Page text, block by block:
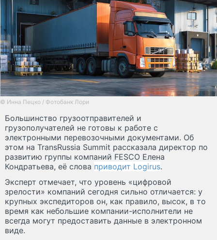
© Инна Пецко / Фотобанк Лори
Большинство грузоотправителей и
грузополучателей не готовы к работе с
электронными перевозочными документами. Об
этом на TransRussia Summit рассказала директор по
развитию группы компаний FESCO Елена
Кондратьева, её слова приводит Logirus.
Эксперт отмечает, что уровень «цифровой
зрелости» компаний сегодня сильно отличается: у
крупных экспедиторов он, как правило, высок, в то
время как небольшие компании-исполнители не
всегда могут предоставить данные в электронном
виде.